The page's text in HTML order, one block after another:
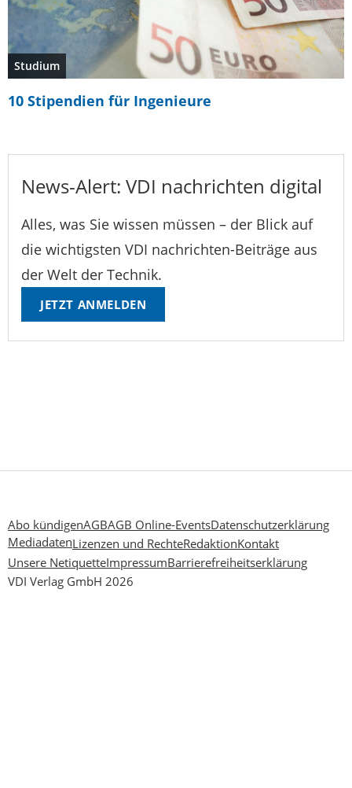
Studium
10 Stipendien für Ingenieure
News-Alert: VDI nachrichten digital
Alles, was Sie wissen müssen – der Blick auf
die wichtigsten VDI nachrichten-Beiträge aus
der Welt der Technik.
JETZT ANMELDEN
Abo kündigenAGBAGB Online-EventsDatenschutzerklärung
MediadatenLizenzen und RechteRedaktionKontakt
Unsere NetiquetteImpressumBarrierefreiheitserklärung
VDI Verlag GmbH 2026